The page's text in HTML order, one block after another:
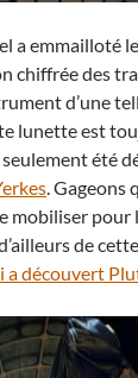
a emmailloté
chiffrée des
d’une
lunette est
été
. Gageons
mobiliser pour
de
a découvert